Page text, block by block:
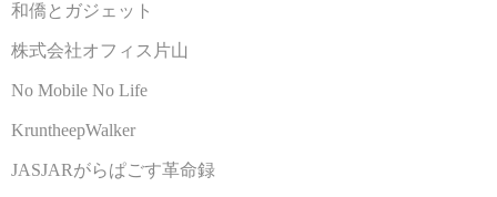
和僑とガジェット
株式会社オフィス片山
No Mobile No Life
KruntheepWalker
JASJARがらぱごす革命録